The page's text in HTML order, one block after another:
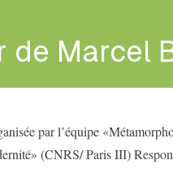
de Marcel
par l’équipe
(CNRS/ Paris III)